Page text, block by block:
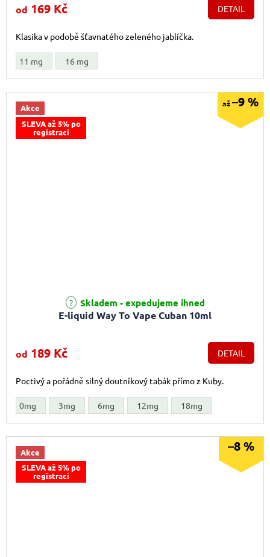
od 169 Kč DETAIL
Klasika v podobě šťavnatého zeleného jablíčka.
11 mg 16 mg
Akce
SLEVA až 5% po
registraci
až–9 %
E-liquid Way To Vape Cuban 10ml
Průměrné hodnocení produktu je 5,0 z 5 hvězdiček.
Skladem - expedujeme ihned
od 189 Kč DETAIL
Poctivý a pořádně silný doutníkový tabák přímo z Kuby.
0mg 3mg 6mg 12mg 18mg
Akce
SLEVA až 5% po
registraci
–8 %